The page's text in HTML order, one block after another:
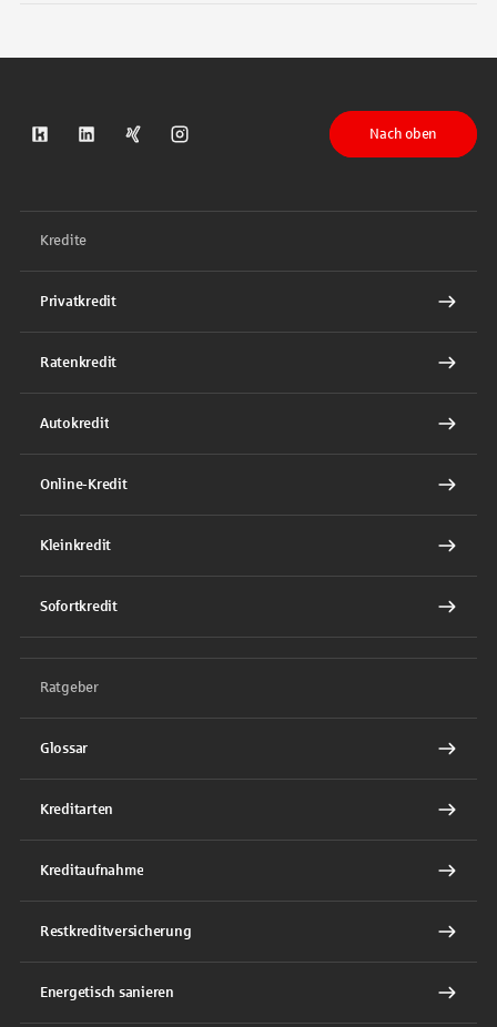
S-Kreditpartner auf Kununu
S-Kreditpartner auf LinkedIn
S-Kreditpartner auf Xing
S-Kreditpartner auf Instagram
Nach oben
Kredite
Privatkredit
Ratenkredit
Autokredit
Online-Kredit
Kleinkredit
Sofortkredit
Ratgeber
Glossar
Kreditarten
Kreditaufnahme
Restkreditversicherung
Energetisch sanieren